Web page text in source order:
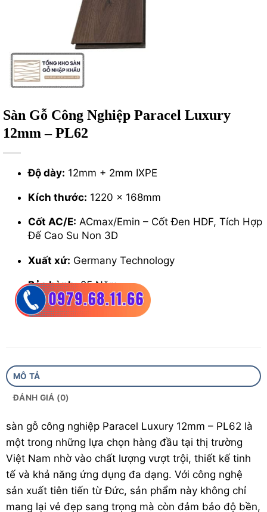
Sàn Gỗ Công Nghiệp Paracel Luxury
12mm – PL62
Độ dày: 12mm + 2mm IXPE
Kích thước: 1220 x 168mm
Cốt AC/E: ACmax/Emin – Cốt Đen HDF, Tích Hợp
Đế Cao Su Non 3D
Xuất xứ: Germany Technology
Bảo hành:25 Năm
Đặc tính:Bản nhỡ, hèm V, siêu chịu nước, chịu
MÔ TẢ
ĐÁNH GIÁ (0)
sàn gỗ công nghiệp Paracel Luxury 12mm – PL62 là
một trong những lựa chọn hàng đầu tại thị trường
Việt Nam nhờ vào chất lượng vượt trội, thiết kế tinh
tế và khả năng ứng dụng đa dạng. Với công nghệ
sản xuất tiên tiến từ Đức, sản phẩm này không chỉ
mang lại vẻ đẹp sang trọng mà còn đảm bảo độ bền,